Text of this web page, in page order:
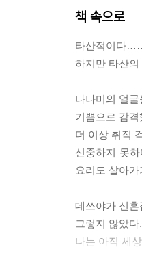
책 속으로
타산적이다
하지만 타산
나나미의 얼
기쁨으로 감
더 이상 취직
신중하지 못
요리도 살아
데쓰야가 신
그렇지 않았
나는 아직 세